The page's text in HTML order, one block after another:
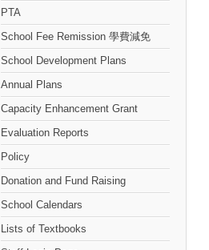
PTA
School Fee Remission 學費減免
School Development Plans
Annual Plans
Capacity Enhancement Grant
Evaluation Reports
Policy
Donation and Fund Raising
School Calendars
Lists of Textbooks